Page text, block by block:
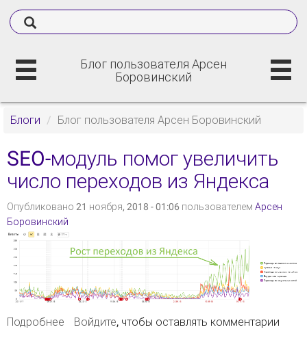
Блог пользователя Арсен
Боровинский
Блоги Блог пользователя Арсен Боровинский
SEO-модуль помог увеличить
число переходов из Яндекса
Опубликовано 21 ноября, 2018 - 01:06 пользователем Арсен
Боровинский
Подробнее о SEO-модуль помог увеличить число
Войдите, чтобы оставлять комментарии